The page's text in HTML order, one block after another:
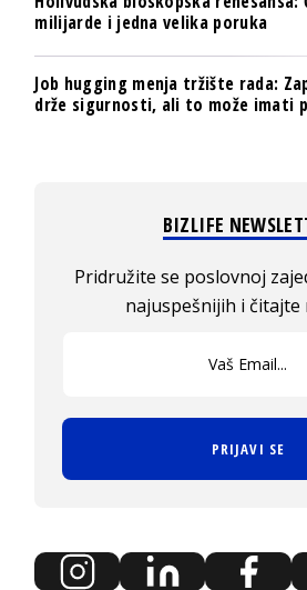
milijarde i jedna velika poruka
Job hugging menja tržište rada:
drže sigurnosti, ali to može imati
BIZLIFE
Pridružite se poslovnoj
najuspešnijih i čitajte
PRIJAVI SE